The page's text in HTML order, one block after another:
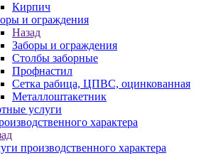
Кирпич
и ограждения
Назад
Заборы и ограждения
Столбы заборные
Профнастил
Сетка рабица, ЦПВС, оцинкованная
Металлоштакетник
услуги
характера
производственного характера